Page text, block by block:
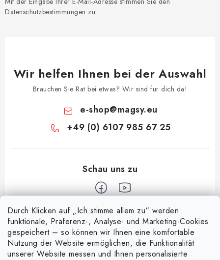
Durch Klicken auf „Ich stimme allem zu“ werden
funktionale, Präferenz-, Analyse- und Marketing-Cookies
gespeichert – so können wir Ihnen eine komfortable
Nutzung der Website ermöglichen, die Funktionalität
unserer Website messen und Ihnen personalisierte
Datenschutzbestimmungen zu.
Wir helfen Ihnen bei der Auswahl
Brauchen Sie Rat bei etwas? Wir sind für dich da!
e-shop@magsy.eu
+49 (0) 6107 985 67 25
Informace pro vás
Über uns